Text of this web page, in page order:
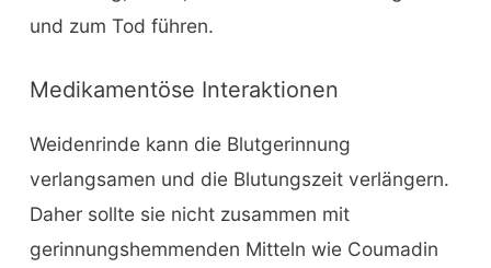
und zum Tod führen.
Medikamentöse Interaktionen
Weidenrinde kann die Blutgerinnung
verlangsamen und die Blutungszeit verlängern.
Daher sollte sie nicht zusammen mit
gerinnungshemmenden Mitteln wie Coumadin